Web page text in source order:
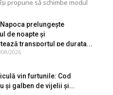
propune să schimbe modul
prelungește
de noapte și
transportul pe durata...
08/2026
vin furtunile: Cod
și galben de vijelii și...